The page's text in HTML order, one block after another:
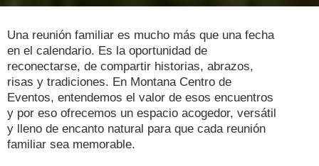
Una reunión familiar es mucho más que una fecha
en el calendario. Es la oportunidad de
reconectarse, de compartir historias, abrazos,
risas y tradiciones. En Montana Centro de
Eventos, entendemos el valor de esos encuentros
y por eso ofrecemos un espacio acogedor, versátil
y lleno de encanto natural para que cada reunión
familiar sea memorable.